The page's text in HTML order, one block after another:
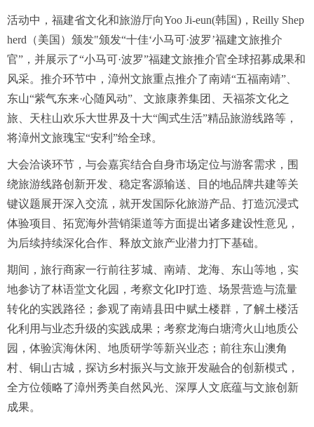
活动中，福建省文化和旅游厅向Yoo Ji-eun(韩国)，Reilly Shep
herd（美国）颁发"颁发“十佳‘小马可·波罗’福建文旅推介
官”，并展示了“小马可·波罗”福建文旅推介官全球招募成果和
风采。推介环节中，漳州文旅重点推介了南靖“五福南靖”、
东山“紫气东来·心随风动”、文旅康养集团、天福茶文化之
旅、天柱山欢乐大世界及十大“闽式生活”精品旅游线路等，
将漳州文旅瑰宝“安利”给全球。
大会洽谈环节，与会嘉宾结合自身市场定位与游客需求，围
绕旅游线路创新开发、稳定客源输送、目的地品牌共建等关
键议题展开深入交流，就开发国际化旅游产品、打造沉浸式
体验项目、拓宽海外营销渠道等方面提出诸多建设性意见，
为后续持续深化合作、释放文旅产业潜力打下基础。
期间，旅行商家一行前往芗城、南靖、龙海、东山等地，实
地参访了林语堂文化园，考察文化IP打造、场景营造与流量
转化的实践路径；参观了南靖县田中赋土楼群，了解土楼活
化利用与业态升级的实践成果；考察龙海白塘湾火山地质公
园，体验滨海休闲、地质研学等新兴业态；前往东山澳角
村、铜山古城，探访乡村振兴与文旅开发融合的创新模式，
全方位领略了漳州秀美自然风光、深厚人文底蕴与文旅创新
成果。